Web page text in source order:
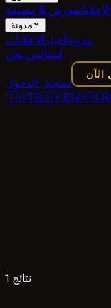
معرض & مضيفة
مدونة
مدونةأخبار الإعلانات
اتصالمن نحن
تسجيل الدخول
🇹🇷TR🇬🇧EN🇷🇺
1 نتائج